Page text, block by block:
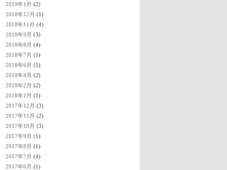
2019年1月 (2)
2018年12月 (1)
2018年11月 (4)
2018年9月 (3)
2018年8月 (4)
2018年7月 (1)
2018年6月 (1)
2018年4月 (2)
2018年2月 (2)
2018年1月 (1)
2017年12月 (3)
2017年11月 (2)
2017年10月 (3)
2017年9月 (1)
2017年8月 (1)
2017年7月 (4)
2017年6月 (1)